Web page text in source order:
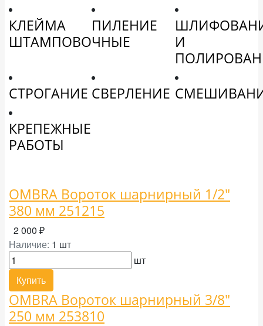
КЛЕЙМА
ШТАМПОВОЧНЫЕ
ПИЛЕНИЕ
И
СТРОГАНИЕ СВЕРЛЕНИЕ
КРЕПЕЖНЫЕ
РАБОТЫ
OMBRA Вороток шарнирный 1/2"
380 мм 251215
2 000 ₽
Наличие: 1 шт
шт
Купить
OMBRA Вороток шарнирный 3/8"
250 мм 253810